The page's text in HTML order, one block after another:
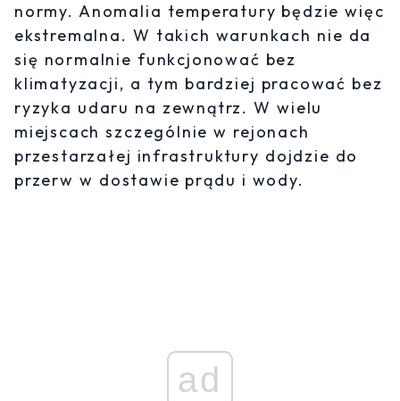
normy. Anomalia temperatury będzie więc
ekstremalna. W takich warunkach nie da
się normalnie funkcjonować bez
klimatyzacji, a tym bardziej pracować bez
ryzyka udaru na zewnątrz. W wielu
miejscach szczególnie w rejonach
przestarzałej infrastruktury dojdzie do
przerw w dostawie prądu i wody.
ad